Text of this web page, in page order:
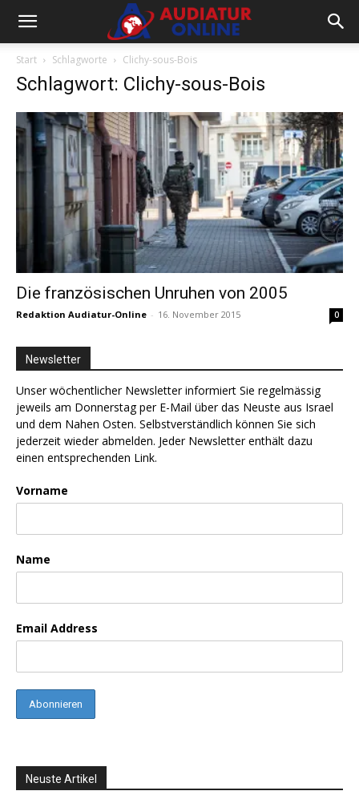
Start Schlagworte Clichy-sous-Bois
Schlagwort: Clichy-sous-Bois
Die französischen Unruhen von 2005
Redaktion Audiatur-Online - 16. November 2015 0
Newsletter
Unser wöchentlicher Newsletter informiert Sie regelmässig
jeweils am Donnerstag per E-Mail über das Neuste aus Israel
und dem Nahen Osten. Selbstverständlich können Sie sich
jederzeit wieder abmelden. Jeder Newsletter enthält dazu
einen entsprechenden Link.
Vorname
Name
Email Address
Neuste Artikel